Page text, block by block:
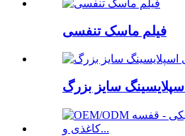
فیلم ماسک تنفسی
سایز بزرگ